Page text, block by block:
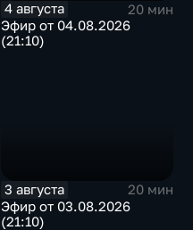
4 августа
20 мин
Эфир от 04.08.2026
(21:10)
3 августа
20 мин
Эфир от 03.08.2026
(21:10)